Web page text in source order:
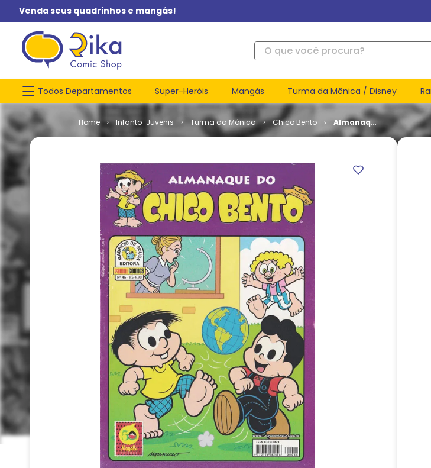
Venda seus quadrinhos e mangás!
O que você procura?
Todos Departamentos Super-Heróis Mangás Turma da Mônica / Disney
Infanto-Juvenis Turma da Mônica Chico Bento
Almanaque
do Chico